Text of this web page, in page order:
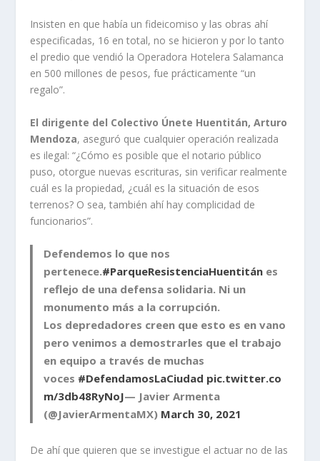
Insisten en que había un fideicomiso y las obras ahí
especificadas, 16 en total, no se hicieron y por lo tanto
el predio que vendió la Operadora Hotelera Salamanca
en 500 millones de pesos, fue prácticamente “un
regalo”.
El dirigente del Colectivo Únete Huentitán, Arturo
Mendoza, aseguró que cualquier operación realizada
es ilegal: “¿Cómo es posible que el notario público
puso, otorgue nuevas escrituras, sin verificar realmente
cuál es la propiedad, ¿cuál es la situación de esos
terrenos? O sea, también ahí hay complicidad de
funcionarios”.
Defendemos lo que nos
pertenece.#ParqueResistenciaHuentitán es
reflejo de una defensa solidaria. Ni un
monumento más a la corrupción.
Los depredadores creen que esto es en vano
pero venimos a demostrarles que el trabajo
en equipo a través de muchas
voces #DefendamosLaCiudad pic.twitter.co
m/3db48RyNoJ— Javier Armenta
(@JavierArmentaMX) March 30, 2021
De ahí que quieren que se investigue el actuar no de las